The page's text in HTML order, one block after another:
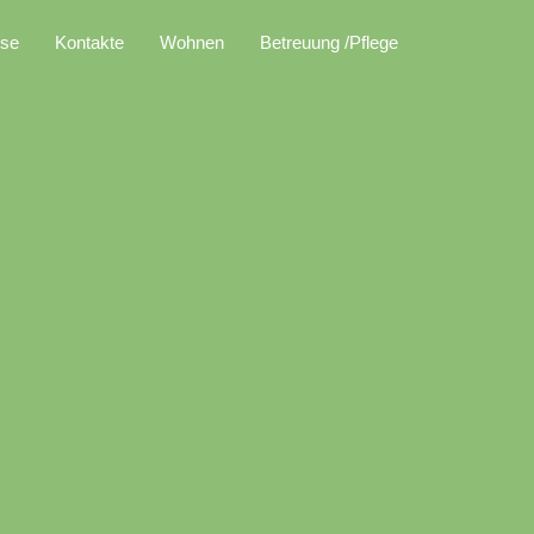
Kontakte Wohnen Betreuung /Pflege